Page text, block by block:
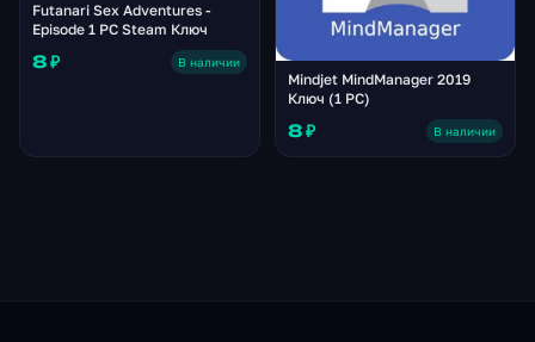
Futanari Sex Adventures -
Episode 1 PC Steam Ключ
8 ₽ В наличии
Mindjet MindManager 2019
Ключ (1 PC)
8 ₽ В наличии